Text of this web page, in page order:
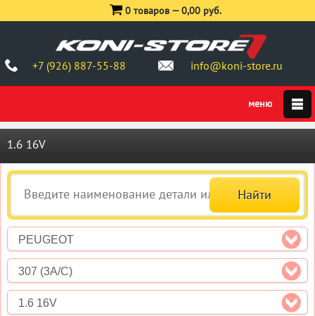
+7 (926) 887-55-88 info@koni-store.ru
0 товаров —0,00 руб.
1.6 16V
PEUGEOT
307 (3A/C)
1.6 16V